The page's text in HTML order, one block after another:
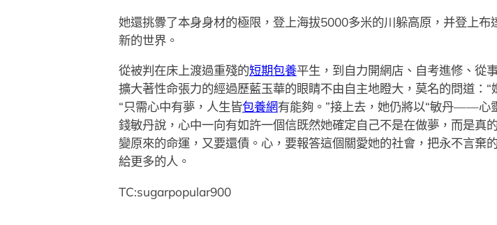
她還挑釁了本身身材的極限，登上海拔5000多米的川躲高原，并登上布
新的世界。
從被判在床上渡過重殘的短期包養平生，到自力開網店、自考進修、從
擴大著性命張力的經過歷藍玉華的眼睛不由自主地瞪大，莫名的問道：
“只需心中有夢，人生皆包養網有能夠。”接上去，她仍將以“敏丹——心
錢敏丹說，心中一向有如許一個信既然她確定自己不是在做夢，而是
變原來的命運，又要還債。心，要報答這個關愛她的社會，把永不言棄
給更多的人。
TC:sugarpopular900